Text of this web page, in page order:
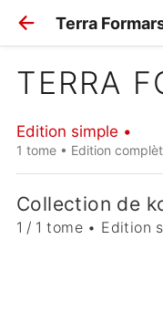
Terra
Edition simple •
1 tome • Edition
Collection de
1 / 1 tome • Edition